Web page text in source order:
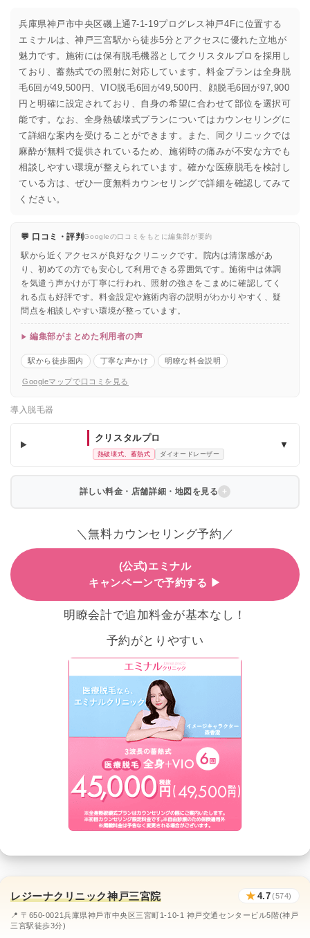
兵庫県神戸市中央区磯上通7-1-19プログレス神戸4Fに位置する
エミナルは、神戸三宮駅から徒歩5分とアクセスに優れた立地が
魅力です。施術には保有脱毛機器としてクリスタルプロを採用し
ており、蓄熱式での照射に対応しています。料金プランは全身脱
毛6回が49,500円、VIO脱毛6回が49,500円、顔脱毛6回が97,900
円と明確に設定されており、自身の希望に合わせて部位を選択可
能です。なお、全身熱破壊式プランについてはカウンセリングに
て詳細な案内を受けることができます。また、同クリニックでは
麻酔が無料で提供されているため、施術時の痛みが不安な方でも
相談しやすい環境が整えられています。確かな医療脱毛を検討し
ている方は、ぜひ一度無料カウンセリングで詳細を確認してみて
ください。
💬 口コミ・評判Googleの口コミをもとに編集部が要約
駅から近くアクセスが良好なクリニックです。院内は清潔感があ
り、初めての方でも安心して利用できる雰囲気です。施術中は体調
を気遣う声かけが丁寧に行われ、照射の強さをこまめに確認してく
れる点も好評です。料金設定や施術内容の説明がわかりやすく、疑
問点を相談しやすい環境が整っています。
編集部がまとめた利用者の声
駅から徒歩圏内 丁寧な声かけ 明瞭な料金説明
Googleマップで口コミを見る
導入脱毛器
クリスタルプロ
熱破壊式、蓄熱式 ダイオードレーザー
▼
詳しい料金・店舗詳細・地図を見る
＼無料カウンセリング予約／
(公式)エミナル
キャンペーンで予約する ▶
明瞭会計で追加料金が基本なし！
予約がとりやすい
レジーナクリニック神戸三宮院 ★ 4.7(574)
📍 〒650-0021兵庫県神⼾市中央区三宮町1-10-1 神戸交通センタービル5階(神戸
三宮駅徒歩3分)